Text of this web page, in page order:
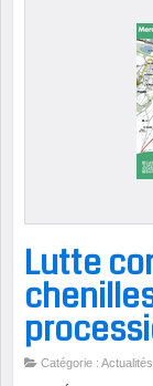
Lutte
Catégorie : Actualités